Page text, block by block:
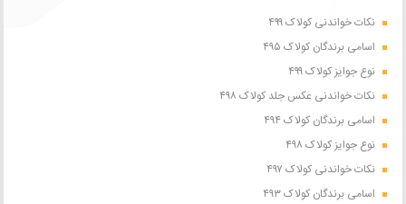
نکات خواندنی کولاک ۴۹۹
اسامی برندگان کولاک ۴۹۵
نوع جوایز کولاک ۴۹۹
نکات خواندنی عکس جلد کولاک ۴۹۸
اسامی برندگان کولاک ۴۹۴
نوع جوایز کولاک ۴۹۸
نکات خواندنی کولاک ۴۹۷
اسامی برندگان کولاک ۴۹۳